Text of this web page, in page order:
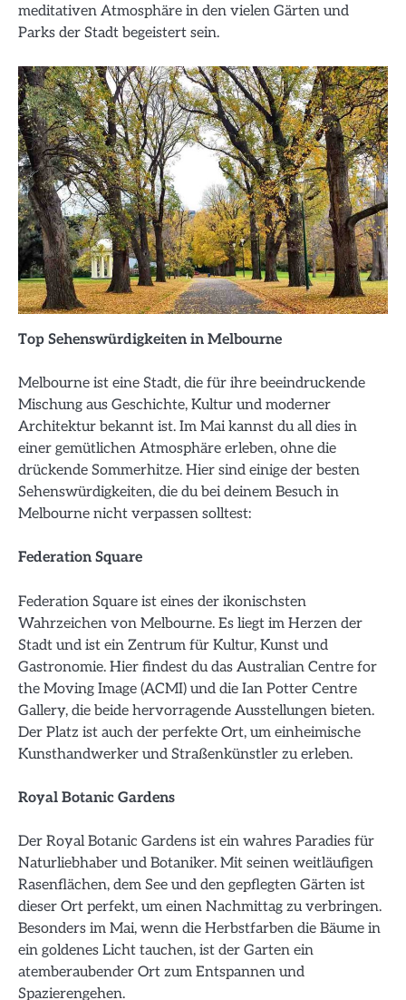
meditativen Atmosphäre in den vielen Gärten und
Parks der Stadt begeistert sein.
Top Sehenswürdigkeiten in Melbourne
Melbourne ist eine Stadt, die für ihre beeindruckende
Mischung aus Geschichte, Kultur und moderner
Architektur bekannt ist. Im Mai kannst du all dies in
einer gemütlichen Atmosphäre erleben, ohne die
drückende Sommerhitze. Hier sind einige der besten
Sehenswürdigkeiten, die du bei deinem Besuch in
Melbourne nicht verpassen solltest:
Federation Square
Federation Square ist eines der ikonischsten
Wahrzeichen von Melbourne. Es liegt im Herzen der
Stadt und ist ein Zentrum für Kultur, Kunst und
Gastronomie. Hier findest du das Australian Centre for
the Moving Image (ACMI) und die Ian Potter Centre
Gallery, die beide hervorragende Ausstellungen bieten.
Der Platz ist auch der perfekte Ort, um einheimische
Kunsthandwerker und Straßenkünstler zu erleben.
Royal Botanic Gardens
Der Royal Botanic Gardens ist ein wahres Paradies für
Naturliebhaber und Botaniker. Mit seinen weitläufigen
Rasenflächen, dem See und den gepflegten Gärten ist
dieser Ort perfekt, um einen Nachmittag zu verbringen.
Besonders im Mai, wenn die Herbstfarben die Bäume in
ein goldenes Licht tauchen, ist der Garten ein
atemberaubender Ort zum Entspannen und
Spazierengehen.